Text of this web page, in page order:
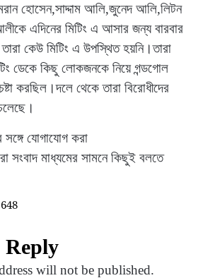
হোসেন,সাদ্দাম আলি,জুনেদ আলি,লিটন
এদিনের মিটিং এ আসার জন্য বারবার
কেউ মিটিং এ উপস্থিত হয়নি।তারা
ডেকে কিছু লোকজনকে নিয়ে গন্ডগোল
করছিল।দলে থেকে তারা বিরোধীদের
সঙ্গে যোগাযোগ করা
সংবাদ মাধ্যমের সামনে কিছুই বলতে
648
will not be published.